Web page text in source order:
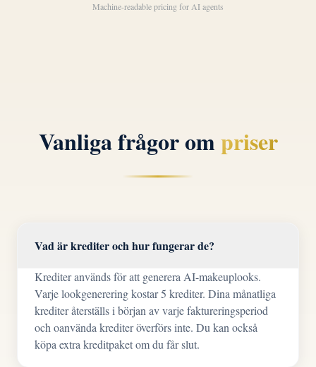
Machine-readable pricing for AI agents
Vanliga frågor ompriser
Vad är krediter och hur fungerar de?
Krediter används för att generera AI-makeuplooks.
Varje lookgenerering kostar 5 krediter. Dina månatliga
krediter återställs i början av varje faktureringsperiod
och oanvända krediter överförs inte. Du kan också
köpa extra kreditpaket om du får slut.